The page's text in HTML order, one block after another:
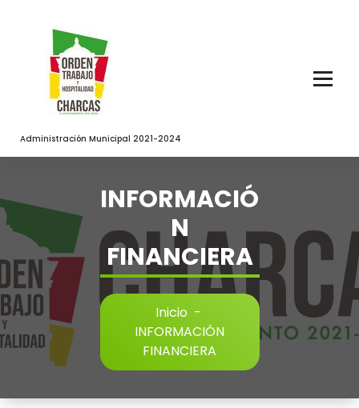
contenido
Administración Municipal 2021-2024
INFORMACIÓ
N
FINANCIERA
Inicio-
INFORMACIÓN
FINANCIERA